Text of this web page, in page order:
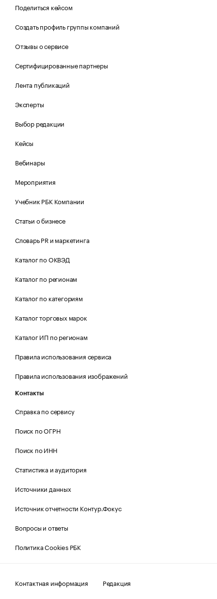
Поделиться кейсом
Создать профиль группы компаний
Отзывы о сервисе
Сертифицированные партнеры
Лента публикаций
Эксперты
Выбор редакции
Кейсы
Вебинары
Мероприятия
Учебник РБК Компании
Статьи о бизнесе
Словарь PR и маркетинга
Каталог по ОКВЭД
Каталог по регионам
Каталог по категориям
Каталог торговых марок
Каталог ИП по регионам
Правила использования сервиса
Правила использования изображений
Контакты
Справка по сервису
Поиск по ОГРН
Поиск по ИНН
Статистика и аудитория
Источники данных
Источник отчетности Контур.Фокус
Вопросы и ответы
Политика Cookies РБК
Контактная информация
Редакция